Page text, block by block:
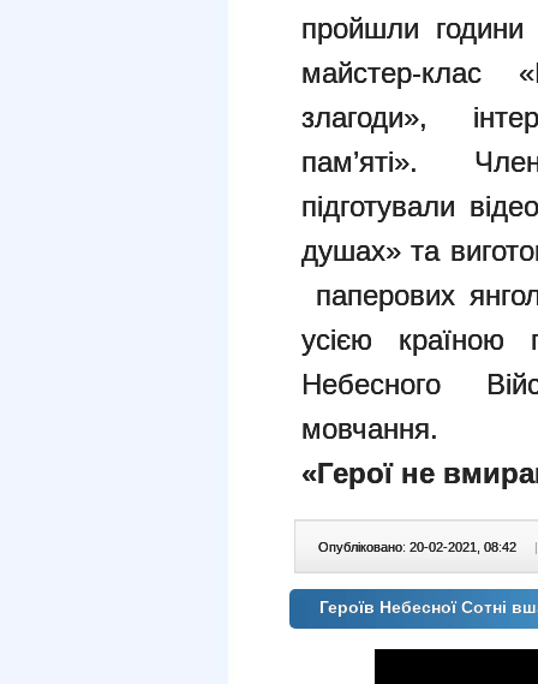
пройшли години
майстер-клас
злагоди»,
пам’яті».
підготували
душах» та
паперових
усією країною
Небесного
мовчання.
«Герої не
Опубліковано: 20-02-2021, 08:42 |
Героїв Небесної Сотні